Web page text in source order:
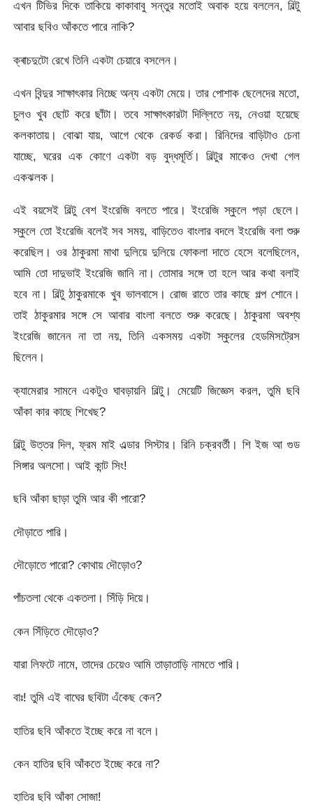
এখন টিভির দিকে তাকিয়ে কাকাবাবু সন্তুর মতোই অবাক হয়ে বললেন, বিল্টু
আবার ছবিও আঁকতে পারে নাকি?
ক্ৰাচদুটো রেখে তিনি একটা চেয়ারে বসলেন।
এখন বিন্দুর সাক্ষাৎকার নিচ্ছে অন্য একটা মেয়ে। তার পোশাক ছেলেদের মতো,
চুলও খুব ছোট করে ছাঁটা। তবে সাক্ষাৎকারটা দিল্লিতে নয়, নেওয়া হয়েছে
কলকাতায়। বোঝা যায়, আগে থেকে রেকর্ড করা। রিনিদের বাড়িটাও চেনা
যাচ্ছে, ঘরের এক কোণে একটা বড় বুদ্ধমূর্তি। বিল্টুর মাকেও দেখা গেল
একঝলক।
এই বয়সেই বিল্টু বেশ ইংরেজি বলতে পারে। ইংরেজি স্কুলে পড়া ছেলে।
স্কুলে তো ইংরেজি বলেই সব সময়, বাড়িতেও বাংলার বদলে ইংরেজি বলা শুরু
করেছিল। ওর ঠাকুরমা মাথা দুলিয়ে দুলিয়ে ফোকলা দাতে হেসে বলেছিলেন,
আমি তো দাদুভাই ইংরেজি জানি না। তোমার সঙ্গে তা হলে আর কথা বলাই
হবে না। বিল্টু ঠাকুরমাকে খুব ভালবাসে। রোজ রাতে তার কাছে গল্প শোনে।
তাই ঠাকুরমার সঙ্গে সে আবার বাংলা বলতে শুরু করেছে। ঠাকুরমা অবশ্য
ইংরেজি জানেন না তা নয়, তিনি একসময় একটা স্কুলের হেডমিসট্রেস
ছিলেন।
ক্যামেরার সামনে একটুও ঘাবড়ায়নি বিল্টু। মেয়েটি জিজ্ঞেস করল, তুমি ছবি
আঁকা কার কাছে শিখেছ?
বিল্টু উত্তর দিল, ফ্রম মাই এল্ডার সিস্টার। রিনি চক্রবর্তী। শি ইজ আ গুড
সিঙ্গার অলসো। আই কান্ট সিং!
ছবি আঁকা ছাড়া তুমি আর কী পারো?
দৌড়াতে পারি।
দৌড়োতে পারো? কোথায় দৌড়োও?
পাঁচতলা থেকে একতলা। সিঁড়ি দিয়ে।
কেন সিঁড়িতে দৌড়োও?
যারা লিফটে নামে, তাদের চেয়েও আমি তাড়াতাড়ি নামতে পারি।
বাঃ! তুমি এই বাঘের ছবিটা এঁকেছ কেন?
হাতির ছবি আঁকতে ইচ্ছে করে না বলে।
কেন হাতির ছবি আঁকতে ইচ্ছে করে না?
হাতির ছবি আঁকা সোজা!